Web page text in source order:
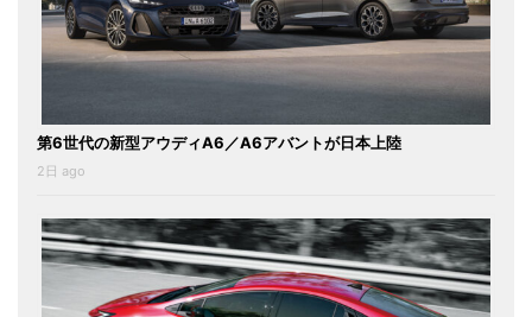
第6世代の新型アウディA6／A6アバントが日本上陸
2日 ago